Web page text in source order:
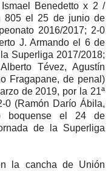
Benedetto x 2 /
805 el 25 de junio de
2016/2017; 2-0
J. Armando el 6 de
Superliga 2017/2018;
Tévez, Agustín
Fragapane, de penal)
de 2019, por la 21ª
0 (Ramón Darío Ábila,
boquense el 24 de
de la Superliga
la cancha de Unión